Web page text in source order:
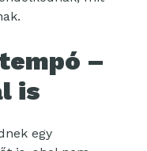
–
is
egy